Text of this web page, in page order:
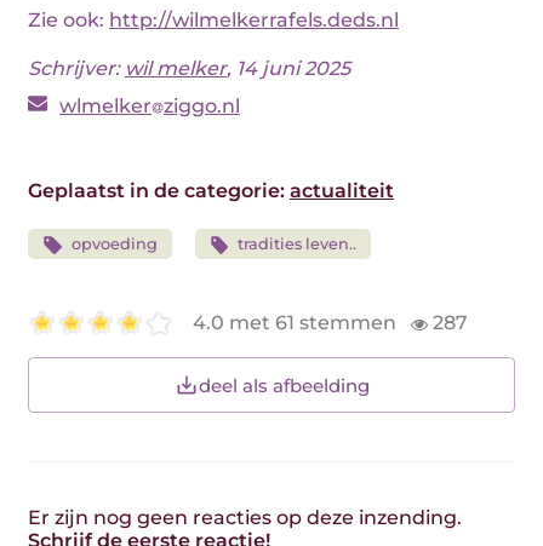
Zie ook: http://wilmelkerrafels.deds.nl
Schrijver: wil melker, 14 juni 2025
wlmelker ziggo.nl
Geplaatst in de categorie: actualiteit
opvoeding tradities leven..
4.0 met 61 stemmen 287
deel als afbeelding
Er zijn nog geen reacties op deze inzending.
Schrijf de eerste reactie!